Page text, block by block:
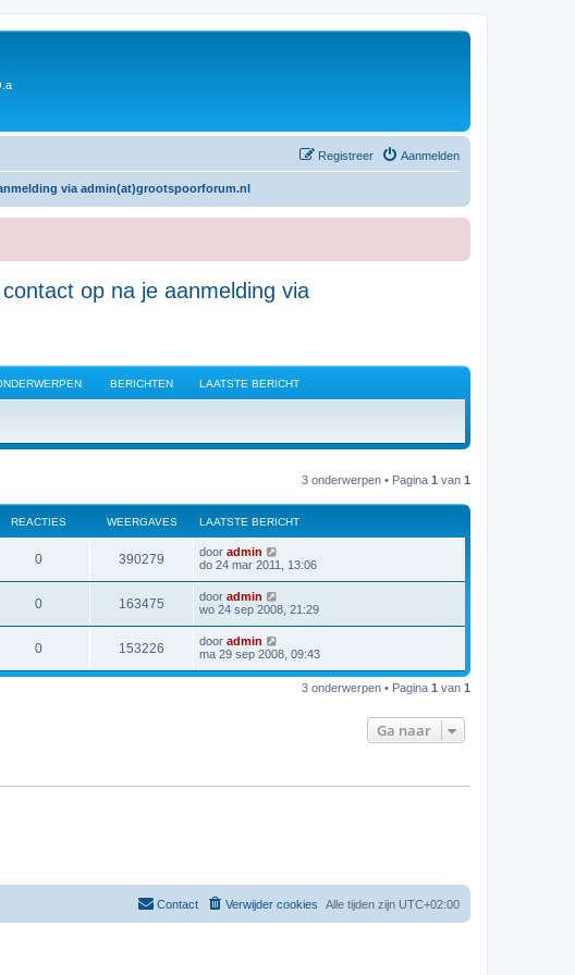
Aanmelden
Registreer
via admin(at)grootspoorforum.nl
op na je aanmelding via
BERICHTEN LAATSTE BERICHT
3 onderwerpen • Pagina 1 van 1
REACTIES WEERGAVES LAATSTE BERICHT
0 390279 door admin
do 24 mar 2011, 13:06
0 163475 door admin
wo 24 sep 2008, 21:29
0 153226 door admin
ma 29 sep 2008, 09:43
3 onderwerpen • Pagina 1 van 1
Ga naar
Alle tijden zijn UTC+02:00
Verwijder cookies
Contact